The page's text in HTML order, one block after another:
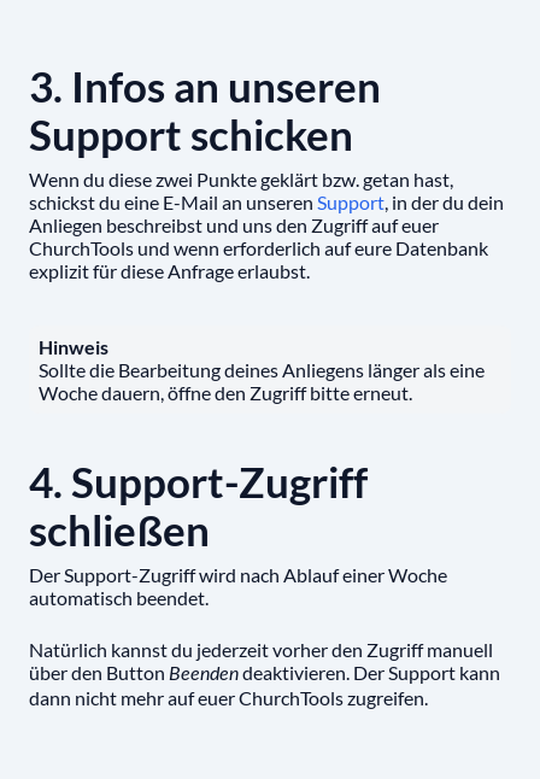
3. Infos an unseren
Support schicken
Wenn du diese zwei Punkte geklärt bzw. getan hast,
schickst du eine E-Mail an unseren Support, in der du dein
Anliegen beschreibst und uns den Zugriff auf euer
ChurchTools und wenn erforderlich auf eure Datenbank
explizit für diese Anfrage erlaubst.
Hinweis
Sollte die Bearbeitung deines Anliegens länger als eine
Woche dauern, öffne den Zugriff bitte erneut.
4. Support-Zugriff
schließen
Der Support-Zugriff wird nach Ablauf einer Woche
automatisch beendet.
Natürlich kannst du jederzeit vorher den Zugriff manuell
über den Button Beendendeaktivieren. Der Support kann
dann nicht mehr auf euer ChurchTools zugreifen.